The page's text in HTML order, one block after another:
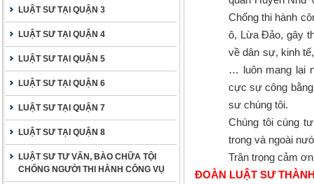
LUẬT SƯ TẠI QUẬN 3
LUẬT SƯ TẠI QUẬN 4
LUẬT SƯ TẠI QUẬN 5
LUẬT SƯ TẠI QUẬN 6
LUẬT SƯ TẠI QUẬN 7
LUẬT SƯ TẠI QUẬN 8
LUẬT SƯ TƯ VẤN, BÀO CHỮA TỘI
CHỐNG NGƯỜI THI HÀNH CÔNG VỤ
Chống thi hành
ô, Lừa Đảo, gây
về dân sự, kinh
… luôn mang lại
cực sự công
sư chúng tôi.
Chúng tôi cùng
trong và ngoài
Trân trọng cảm
ĐOÀN LUẬT SƯ